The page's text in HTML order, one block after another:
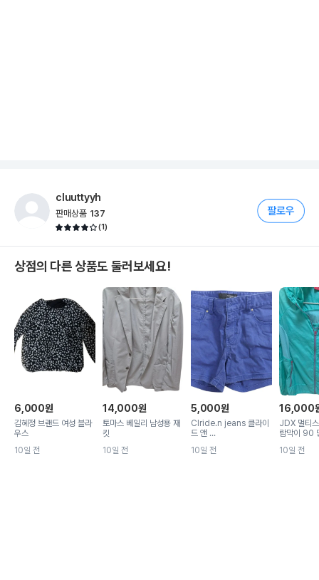
cluuttyyh
판매상품 137
(1)
상점의 다른 상품도 둘러보세요!
6,000원
김혜정 브랜드 여성 블라
우스
10일 전
14,000원
토마스 베일리 남성용 재
킷
10일 전
5,000원
Clride.n jeans 클라이
드 앤 ...
10일 전
16,000
JDX 멀티
람막이 90
10일 전